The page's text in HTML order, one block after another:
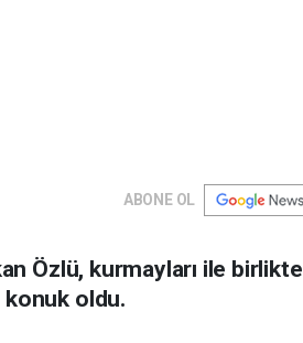
ABONE OL
Özlü, kurmayları ile birlikte
konuk oldu.